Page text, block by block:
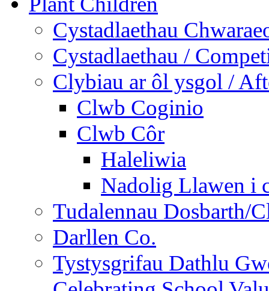
Cystadlaethau
Cystadlaethau /
Clybiau ar ôl ysgol /
Clwb Coginio
Clwb Côr
Haleliwia
Nadolig Llawen i
Tudalennau Dosbarth/
Darllen Co.
Tystysgrifau Dathlu